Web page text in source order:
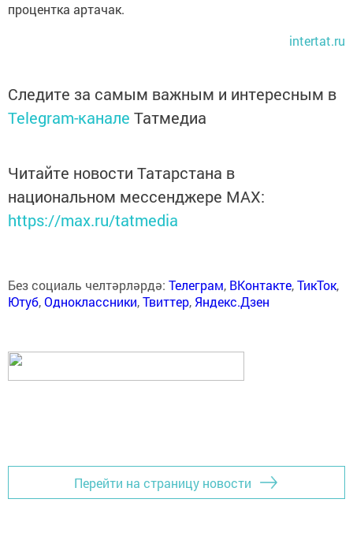
процентка артачак.
intertat.ru
Следите за самым важным и интересным в
Telegram-канале Татмедиа
Читайте новости Татарстана в
национальном мессенджере MАХ:
https://max.ru/tatmedia
Без социаль челтәрләрдә: Телеграм, ВКонтакте,ТикТок,
Ютуб,Одноклассники,Твиттер, Яндекс.Дзен
Перейти на страницу новости